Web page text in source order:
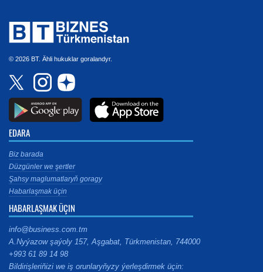
© 2026 BT. Ähli hukuklar goralandyr.
EDARA
Biz barada
Düzgünler we şertler
Şahsy maglumatlaryň goragy
Habarlaşmak üçin
HABARLAŞMAK ÜÇIN
info@business.com.tm
A.Nyýazow şaýoly 157, Aşgabat, Türkmenistan, 744000
+993 61 89 14 98
Bildirişleriňizi we iş orunlaryňyzy ýerleşdirmek üçin: